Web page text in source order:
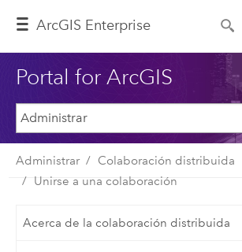
ArcGIS Enterprise
Portal for ArcGIS
Administrar
Colaboración distribuida
Unirse a una colaboración
Acerca de la colaboración distribuida